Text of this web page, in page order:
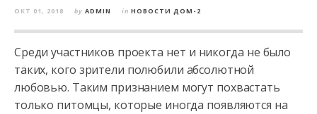
ОКТ 01, 2018 by ADMIN in НОВОСТИ ДОМ-2
Среди участников проекта нет и никогда не было
таких, кого зрители полюбили абсолютной
любовью. Таким признанием могут похвастать
только питомцы, которые иногда появляются на